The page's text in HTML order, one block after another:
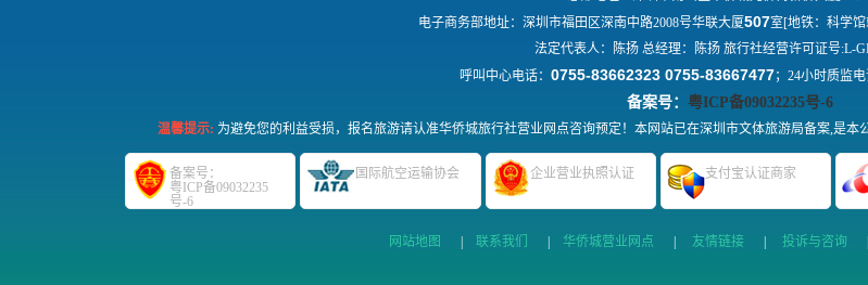
电子商务部地址：深圳市福田区深南中路2008号华联大厦507室[地铁：科学
法定代表人：陈扬 总经理：陈扬 旅行社经营许可证号:L-
呼叫中心电话： 0755-83662323 0755-83667477；24小时质监电
备案号： 粤ICP备09032235号-6
温馨提示: 为避免您的利益受损，报名旅游请认准华侨城旅行社营业网点咨询预定！本网站已在深圳市文体旅游局备案,是
备案号：
粤ICP备09032235
号-6
国际航空运输协会 企业营业执照认证 支付宝认证商家
网站地图 联系我们 华侨城营业网点 友情链接 投诉与咨询